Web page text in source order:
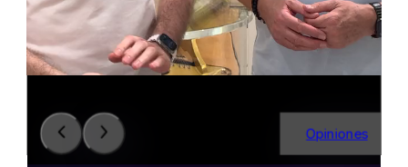
Opiniones